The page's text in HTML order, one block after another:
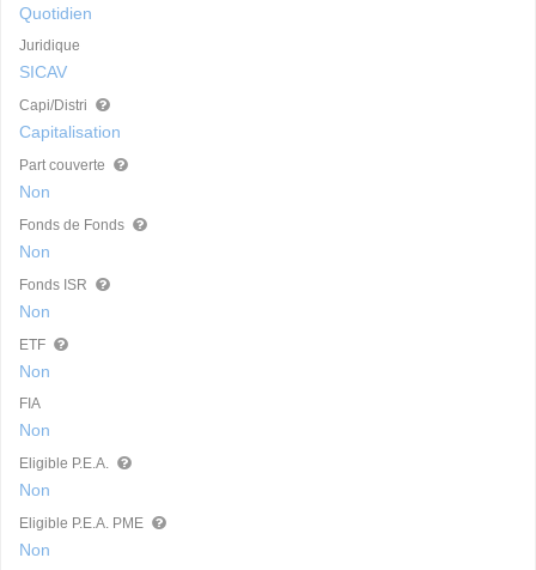
Quotidien
Juridique
SICAV
Capi/Distri
Capitalisation
Part couverte
Non
Fonds de Fonds
Non
Fonds ISR
Non
ETF
Non
FIA
Non
Eligible P.E.A.
Non
Eligible P.E.A. PME
Non